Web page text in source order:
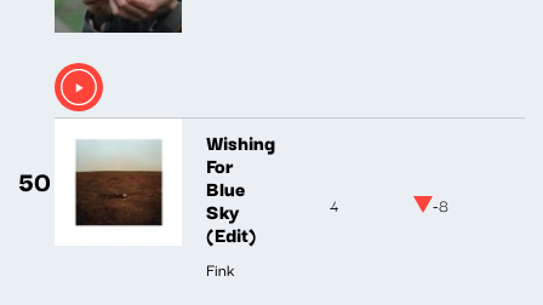
50
Wishing
For
Blue
Sky
(Edit)
Fink
4 -8